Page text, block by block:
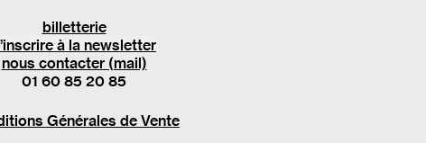
billetterie
à la newsletter
nous contacter (mail)
01 60 85 20 85
Générales de Vente